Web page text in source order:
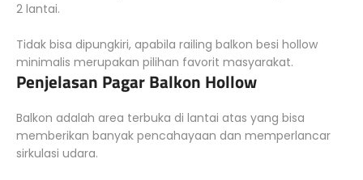
2 lantai.
Tidak bisa dipungkiri, apabila railing balkon besi hollow
minimalis merupakan pilihan favorit masyarakat.
Penjelasan Pagar Balkon Hollow
Balkon adalah area terbuka di lantai atas yang bisa
memberikan banyak pencahayaan dan memperlancar
sirkulasi udara.